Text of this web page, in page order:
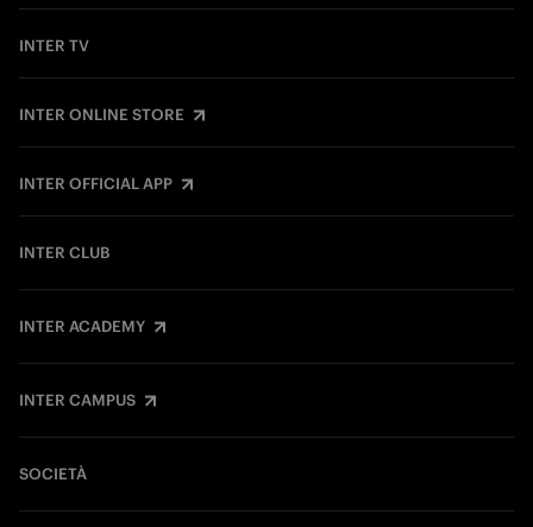
INTER TV
INTER ONLINE STORE
INTER OFFICIAL APP
INTER CLUB
INTER ACADEMY
INTER CAMPUS
SOCIETÀ